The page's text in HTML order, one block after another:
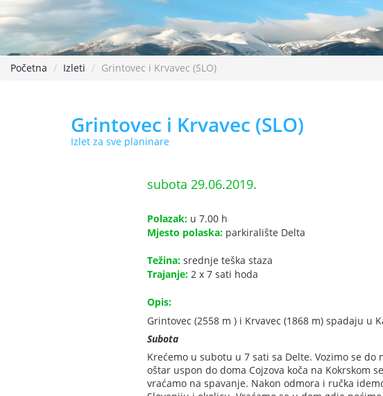
Početna Izleti Grintovec i Krvavec (SLO)
Grintovec i Krvavec (SLO)
Izlet za sve planinare
subota 29.06.2019.
Polazak: u 7.00 h
Mjesto polaska: parkiralište Delta
Težina: srednje teška staza
Trajanje: 2 x 7 sati hoda
Opis:
Grintovec (2558 m ) i Krvavec (1868 m) spadaju u
Subota
Krećemo u subotu u 7 sati sa Delte. Vozimo se
oštar uspon do doma Cojzova koča na Kokrskom
vraćamo na spavanje. Nakon odmora i ručka